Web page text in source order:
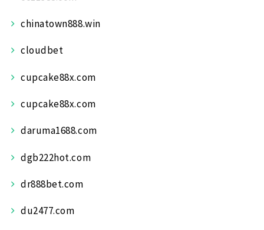
chinatown888.win
cloudbet
cupcake88x.com
cupcake88x.com
daruma1688.com
dgb222hot.com
dr888bet.com
du2477.com